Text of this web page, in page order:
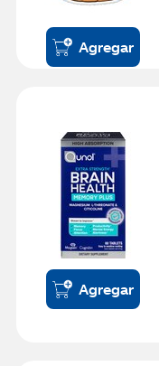
Agregar
Agregar